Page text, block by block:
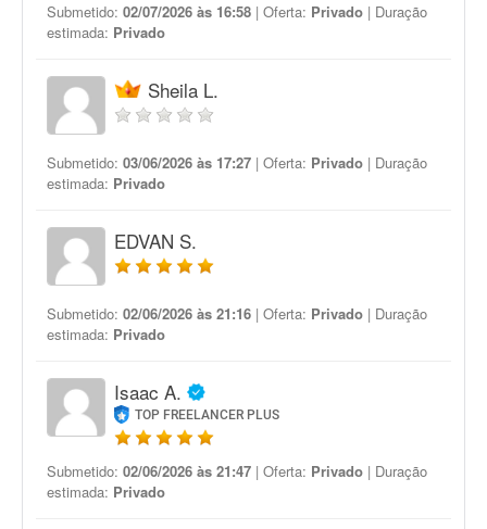
Submetido: 02/07/2026 às 16:58 | Oferta: Privado | Duração
estimada: Privado
Sheila L.
Submetido: 03/06/2026 às 17:27 | Oferta: Privado | Duração
estimada: Privado
EDVAN S.
Submetido: 02/06/2026 às 21:16 | Oferta: Privado | Duração
estimada: Privado
Isaac A.
TOP FREELANCER PLUS
Submetido: 02/06/2026 às 21:47 | Oferta: Privado | Duração
estimada: Privado